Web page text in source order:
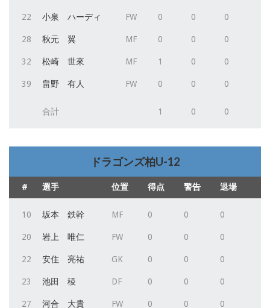
22 小泉 ハーディ FW 0 0 0
28 秋元 翼 MF 0 0 0
32 松崎 世來 MF 1 0 0
39 畠野 有人 FW 0 0 0
合計 1 0 0
ドラゴンズ柏U-12
# 選手 位置 得点 警告 退場
10 坂本 鉄幹 MF 0 0 0
20 岩上 唯仁 FW 0 0 0
22 安住 亮祐 GK 0 0 0
23 池田 稜 DF 0 0 0
27 河合 大貴 FW 0 0 0